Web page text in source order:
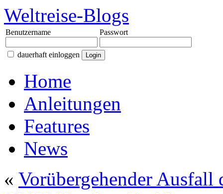
Weltreise-Blogs
Benutzername Passwort
dauerhaft einloggen
Home
Anleitungen
Features
News
« Vorübergehender Ausfall